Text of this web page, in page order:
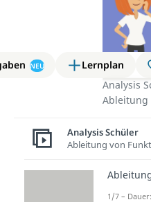
NEU Lernplan
Analysis
Ableitung
Analysis Schüler
Ableitung von
1/7 –